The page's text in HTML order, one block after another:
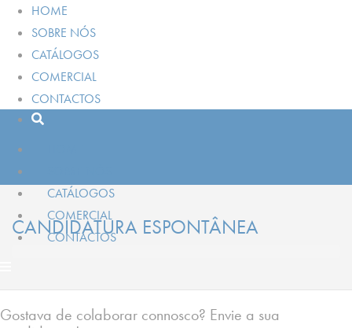
HOME
SOBRE NÓS
CATÁLOGOS
COMERCIAL
CONTACTOS
CATÁLOGOS
COMERCIAL
CONTACTOS
CANDIDATURA ESPONTÂNEA
Gostava de colaborar connosco? Envie a sua